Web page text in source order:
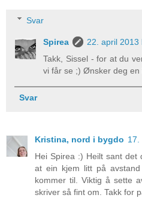
Svar
Spirea
22. april 2013
Takk, Sissel - for at du
vi får se ;) Ønsker deg en
Svar
Kristina, nord i bygdo 17.
Hei Spirea :) Heilt sant
at ein kjem litt på
kommer til. Viktig å sette
skriver så fint om. Takk for